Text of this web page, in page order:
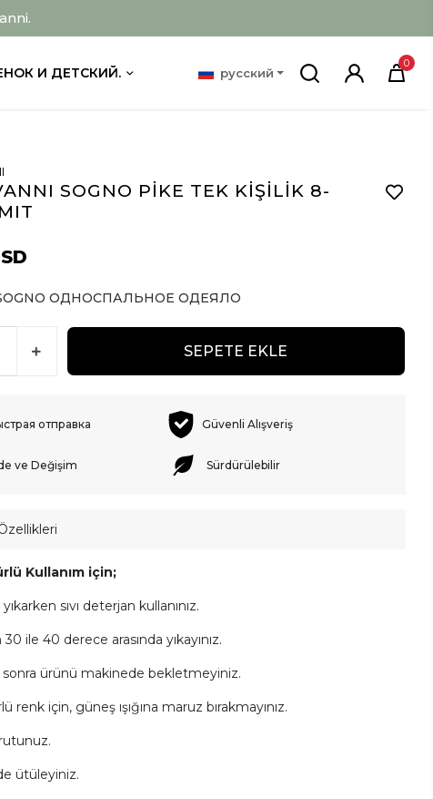
И ДЕТСКИЙ. русский
0
SOGNO PİKE TEK KİŞİLİK 8-
ОДНОСПАЛЬНОЕ ОДЕЯЛО
SEPETE EKLE
отправка Güvenli Alışveriş
ve Değişim Sürdürülebilir
Kullanım için;
sıvı deterjan kullanınız.
ile 40 derece arasında yıkayınız.
sonra ürünü makinede bekletmeyiniz.
renk için, güneş ışığına maruz bırakmayınız.
ütüleyiniz.